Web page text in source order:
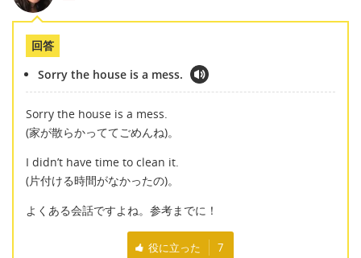
回答
Sorry the house is a mess.
Sorry the house is a mess.
(家が散らかっててごめんね)。
I didn’t have time to clean it.
(片付ける時間がなかったの)。
よくある会話ですよね。参考までに！
役に立った 7